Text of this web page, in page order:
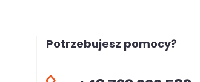
Potrzebujesz pomocy?